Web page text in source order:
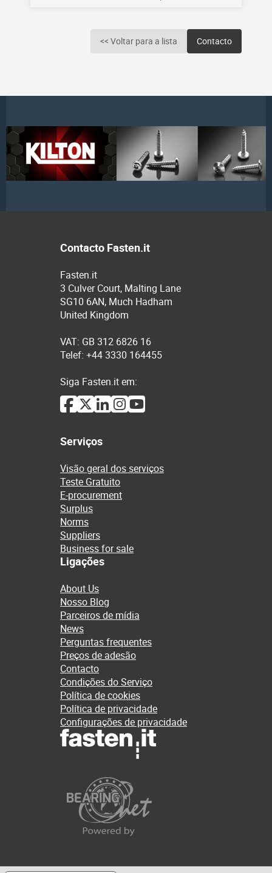
<< Voltar para a lista Contacto
Contacto Fasten.it
Fasten.it
3 Culver Court, Malting Lane
SG10 6AN, Much Hadham
United Kingdom
VAT: GB 312 6826 16
Telef: +44 3330 164455
Siga Fasten.it em:
Serviços
Visão geral dos serviços
Teste Gratuito
E-procurement
Surplus
Norms
Suppliers
Business for sale
Ligações
About Us
Nosso Blog
Parceiros de mídia
News
Perguntas frequentes
Preços de adesão
Contacto
Condições do Serviço
Política de cookies
Política de privacidade
Configurações de privacidade